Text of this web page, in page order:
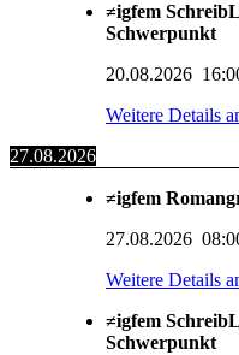
≠igfem
Schwerpunkt
20.08.2026
Weitere Details
27.08.2026
≠igfem
27.08.2026
Weitere Details
≠igfem
Schwerpunkt